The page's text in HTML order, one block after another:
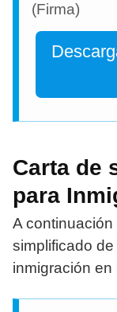
(Firma)
Carta de
para
A
simplificado
inmigración en